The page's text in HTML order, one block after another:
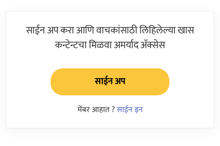
साईन अप करा आणि वाचकांसाठी लिहिलेल्या खास
कन्टेन्टचा मिळवा अमर्याद ॲक्सेस
साईन अप
मेंबर आहात ?साईन इन